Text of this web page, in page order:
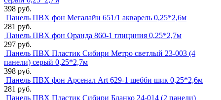
398 руб.
Панель ПВХ фон Мегалайн 651/1 акварель 0,25*2,6м
281 руб.
Панель ПВХ фон Оранда 860-1 глициния 0,25*2,7м
297 руб.
Панель ПВХ Пластик Сибири Метро светлый 23-003 (4
панели) серый 0,25*2,7м
398 руб.
Панель ПВХ фон Арсенал Art 629-1 шебби шик 0,25*2,6м
281 руб.
Панель ПВХ Пластик Сибири Бланко 24-014 (2 панели)